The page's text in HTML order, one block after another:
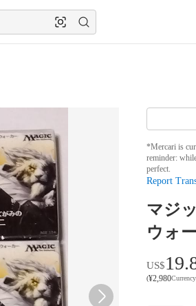
*Mercari is
reminder:
perfect.
Report
マジ
ウォ
US$
(¥2,980